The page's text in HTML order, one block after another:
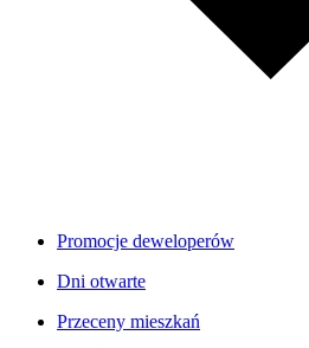
Promocje deweloperów
Dni otwarte
Przeceny mieszkań